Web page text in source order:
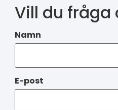
Vill du fråga
Namn
E-post